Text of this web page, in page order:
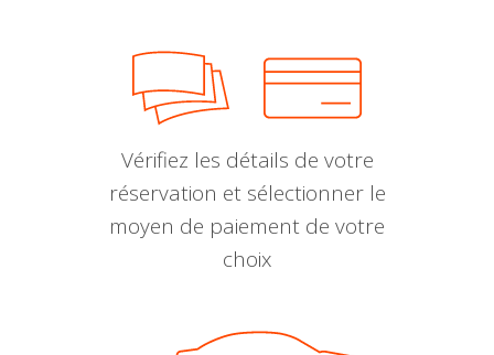
Vérifiez les détails de votre
réservation et sélectionner le
moyen de paiement de votre
choix